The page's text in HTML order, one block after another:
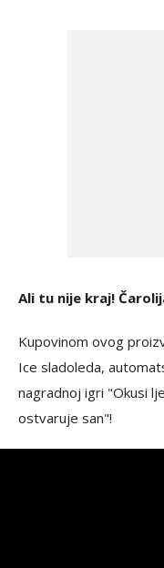
Ali tu nije kraj!
Kupovinom ovog
Ice sladoleda,
nagradnoj igri "Okusi
ostvaruje san"!